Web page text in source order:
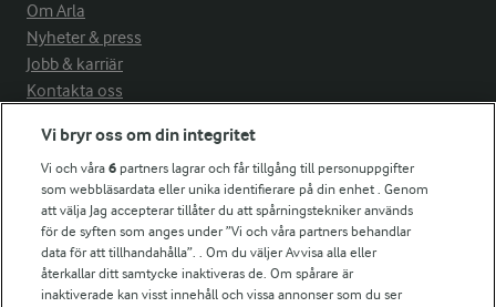
Om Arla
Nyheter & press
Jobb & karriär
Kontakta oss
Arla in other countries
Fler Arlasajter
För ägare
Arlas kundportal
Vi bryr oss om din integritet
Vi och våra6 partners lagrar och får tillgång till personuppgifter
som webbläsardata eller unika identifierare på din enhet . Genom
att välja Jag accepterar tillåter du att spårningstekniker används
för de syften som anges under ”Vi och våra partners behandlar
data för att tillhandahålla”. . Om du väljer Avvisa alla eller
återkallar ditt samtycke inaktiveras de. Om spårare är
inaktiverade kan visst innehåll och vissa annonser som du ser